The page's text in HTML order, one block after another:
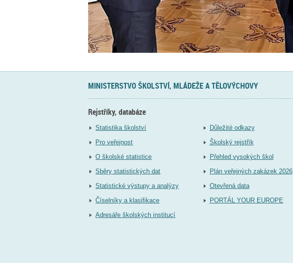
MINISTERSTVO ŠKOLSTVÍ, MLÁDEŽE A TĚLOVÝCHOVY
Rejstříky, databáze
Statistika školství
Pro veřejnost
O školské statistice
Sběry statistických dat
Statistické výstupy a analýzy
Číselníky a klasifikace
Adresáře školských institucí
Důležité odkazy
Školský rejstřík
Přehled vysokých škol
Plán veřejných zakázek 2026
Otevřená data
PORTÁL YOUR EUROPE